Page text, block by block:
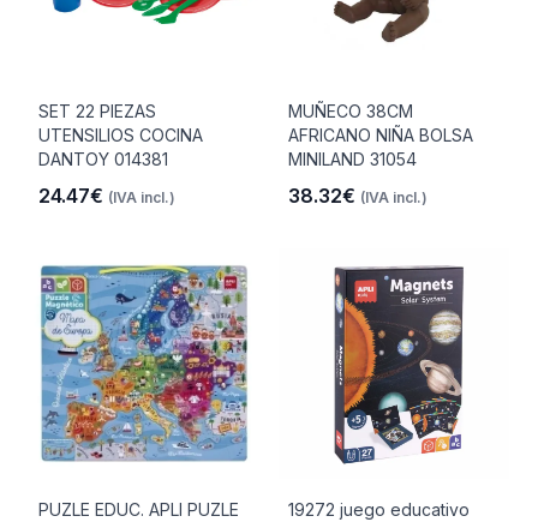
SET 22 PIEZAS
UTENSILIOS COCINA
DANTOY 014381
24.47€ (IVA incl.)
MUÑECO 38CM
AFRICANO NIÑA BOLSA
MINILAND 31054
38.32€ (IVA incl.)
PUZLE EDUC. APLI PUZLE
19272 juego educativo